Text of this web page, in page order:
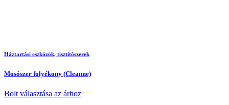
Háztartási eszközök, tisztítószerek
Mosószer folyékony (Cleanne)
Bolt választása az árhoz